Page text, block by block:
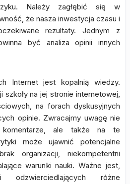
Należy zagłębić się w
że nasza inwestycja czasu i
rezultaty. Jednym z
być analiza opinii innych
Internet jest kopalnią wiedzy.
szkoły na jej stronie internetowej,
na forach dyskusyjnych
opinie. Zwracajmy uwagę nie
ale także na te
może ujawnić potencjalne
organizacji, niekompetentni
warunki nauki. Ważne jest,
różne